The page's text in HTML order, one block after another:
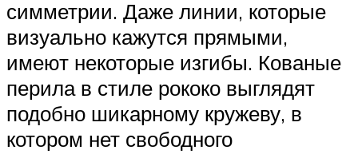
симметрии. Даже линии, которые
визуально кажутся прямыми,
имеют некоторые изгибы. Кованые
перила в стиле рококо выглядят
подобно шикарному кружеву, в
котором нет свободного